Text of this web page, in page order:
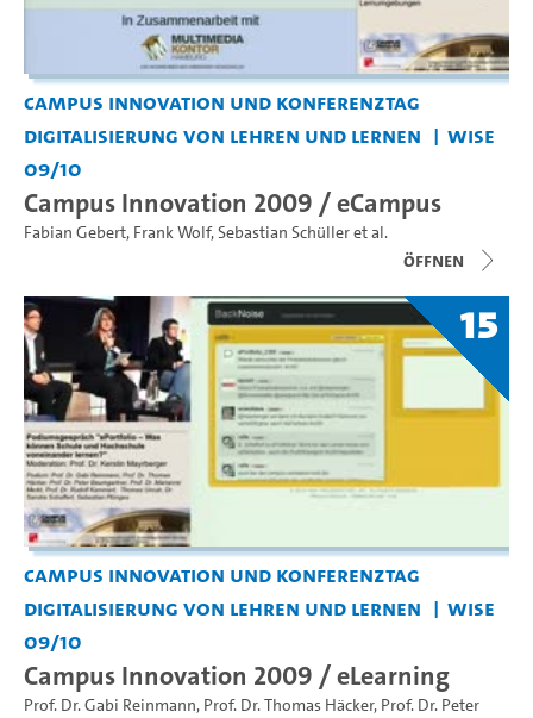
Campus Innovation und Konferenztag
Digitalisierung von Lehren und Lernen
WiSe
09/10
Campus Innovation 2009 / eCampus
Fabian Gebert, Frank Wolf,Sebastian Schülleret al.
Öffnen
15
Campus Innovation und Konferenztag
Digitalisierung von Lehren und Lernen
WiSe
09/10
Campus Innovation 2009 / eLearning
Prof. Dr. Gabi Reinmann, Prof. Dr. Thomas Häcker, Prof. Dr. Peter